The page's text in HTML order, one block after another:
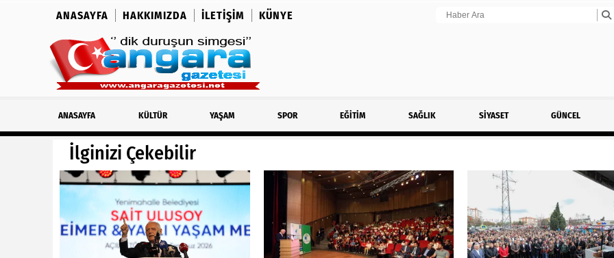
ANASAYFA HAKKIMIZDA İLETIŞIM KÜNYE
ANASAYFA KÜLTÜR YAŞAM SPOR EĞİTİM SAĞLIK SİYASET GÜNCEL
İlginizi Çekebilir